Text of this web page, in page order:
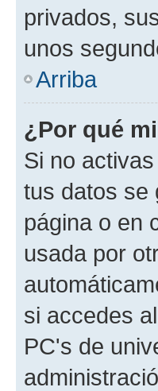
privados,
unos
Arriba
¿Por qué
Si no
tus datos se
página o en
usada por
si accedes
PC's de